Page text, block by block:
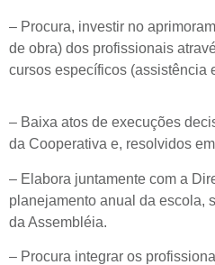
– Procura, investir no
de obra) dos profissionais
cursos específicos (assistência
– Baixa atos de execuções
da Cooperativa e, resolvidos
– Elabora juntamente com a
planejamento anual da escola,
da Assembléia.
– Procura integrar os